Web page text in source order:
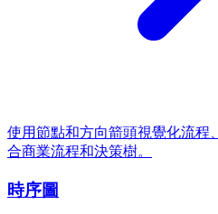
使用節點和方向箭頭視覺化流程
合商業流程和決策樹。
時序圖